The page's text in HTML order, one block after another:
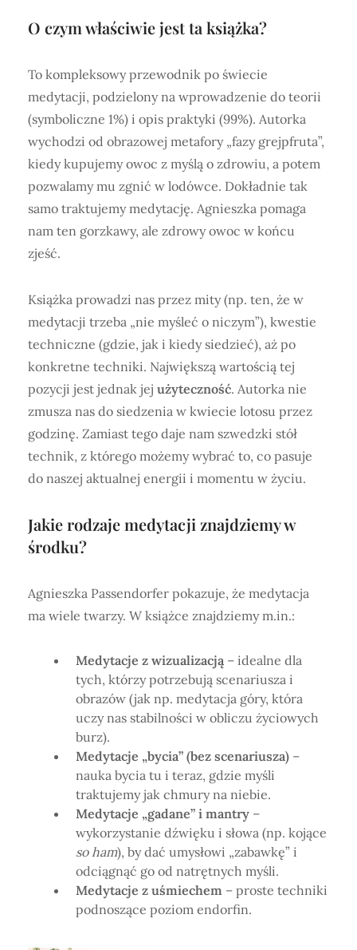
O czym właściwie jest ta książka?
To kompleksowy przewodnik po świecie
medytacji, podzielony na wprowadzenie do teorii
(symboliczne 1%) i opis praktyki (99%). Autorka
wychodzi od obrazowej metafory „fazy grejpfruta”,
kiedy kupujemy owoc z myślą o zdrowiu, a potem
pozwalamy mu zgnić w lodówce. Dokładnie tak
samo traktujemy medytację. Agnieszka pomaga
nam ten gorzkawy, ale zdrowy owoc w końcu
zjeść.
Książka prowadzi nas przez mity (np. ten, że w
medytacji trzeba „nie myśleć o niczym”), kwestie
techniczne (gdzie, jak i kiedy siedzieć), aż po
konkretne techniki. Największą wartością tej
pozycji jest jednak jej użyteczność. Autorka nie
zmusza nas do siedzenia w kwiecie lotosu przez
godzinę. Zamiast tego daje nam szwedzki stół
technik, z którego możemy wybrać to, co pasuje
do naszej aktualnej energii i momentu w życiu.
Jakie rodzaje medytacji znajdziemy w
środku?
Agnieszka Passendorfer pokazuje, że medytacja
ma wiele twarzy. W książce znajdziemy m.in.:
Medytacje z wizualizacją – idealne dla
tych, którzy potrzebują scenariusza i
obrazów (jak np. medytacja góry, która
uczy nas stabilności w obliczu życiowych
burz).
Medytacje „bycia” (bez scenariusza) –
nauka bycia tu i teraz, gdzie myśli
traktujemy jak chmury na niebie.
Medytacje „gadane” i mantry –
wykorzystanie dźwięku i słowa (np. kojące
so ham), by dać umysłowi „zabawkę” i
odciągnąć go od natrętnych myśli.
Medytacje z uśmiechem – proste techniki
podnoszące poziom endorfin.